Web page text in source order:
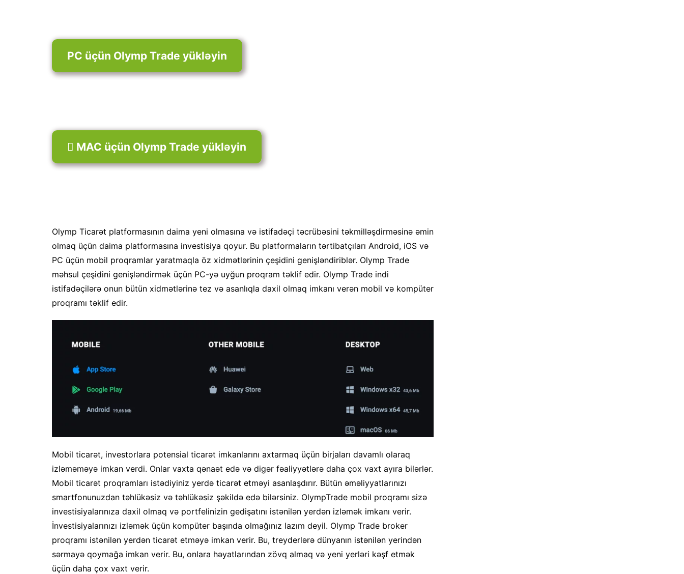
PC üçün Olymp Trade yükləyin
 MAC üçün Olymp Trade yükləyin
Olymp Ticarət platformasının daima yeni olmasına və istifadəçi təcrübəsini təkmilləşdirməsinə əmin
olmaq üçün daima platformasına investisiya qoyur. Bu platformaların tərtibatçıları Android, iOS və
PC üçün mobil proqramlar yaratmaqla öz xidmətlərinin çeşidini genişləndiriblər. Olymp Trade
məhsul çeşidini genişləndirmək üçün PC-yə uyğun proqram təklif edir. Olymp Trade indi
istifadəçilərə onun bütün xidmətlərinə tez və asanlıqla daxil olmaq imkanı verən mobil və kompüter
proqramı təklif edir.
Mobil ticarət, investorlara potensial ticarət imkanlarını axtarmaq üçün birjaları davamlı olaraq
izləməməyə imkan verdi. Onlar vaxta qənaət edə və digər fəaliyyətlərə daha çox vaxt ayıra bilərlər.
Mobil ticarət proqramları istədiyiniz yerdə ticarət etməyi asanlaşdırır. Bütün əməliyyatlarınızı
smartfonunuzdan təhlükəsiz və təhlükəsiz şəkildə edə bilərsiniz. OlympTrade mobil proqramı sizə
investisiyalarınıza daxil olmaq və portfelinizin gedişatını istənilən yerdən izləmək imkanı verir.
İnvestisiyalarınızı izləmək üçün kompüter başında olmağınız lazım deyil. Olymp Trade broker
proqramı istənilən yerdən ticarət etməyə imkan verir. Bu, treyderlərə dünyanın istənilən yerindən
sərmayə qoymağa imkan verir. Bu, onlara həyatlarından zövq almaq və yeni yerləri kəşf etmək
üçün daha çox vaxt verir.